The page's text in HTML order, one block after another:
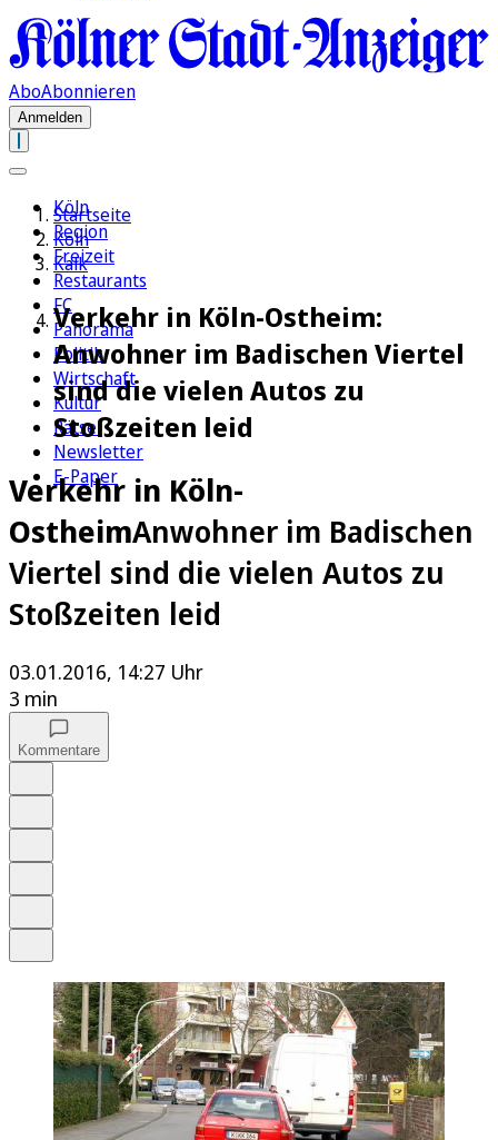
AboAbonnieren
Anmelden
Köln
Region
Freizeit
Restaurants
FC
Panorama
Politik
Wirtschaft
Kultur
Rätsel
Newsletter
E-Paper
Startseite
Köln
Kalk
Verkehr in Köln-Ostheim:
Anwohner im Badischen Viertel
sind die vielen Autos zu
Stoßzeiten leid
Verkehr in Köln-
OstheimAnwohner im Badischen
Viertel sind die vielen Autos zu
Stoßzeiten leid
03.01.2016, 14:27 Uhr
3 min
Kommentare